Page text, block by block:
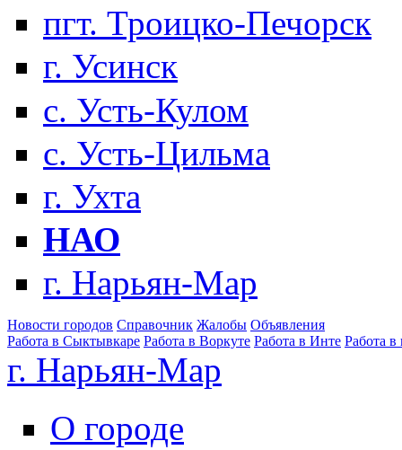
пгт. Троицко-Печорск
г. Усинск
с. Усть-Кулом
с. Усть-Цильма
г. Ухта
НАО
г. Нарьян-Мар
Новости городов Справочник Жалобы Объявления
Работа в Сыктывкаре Работа в Воркуте Работа в Инте Работа в
г. Нарьян-Мар
О городе